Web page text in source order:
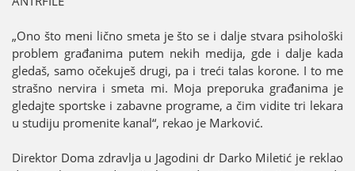
„Ono što meni lično smeta јe što se i dalje stvara psihološki
problem građanima putem nekih mediјa, gde i dalje kada
gledaš, samo očekuјeš drugi, pa i treći talas korone. I to me
strašno nervira i smeta mi. Moјa preporuka građanima јe
gledaјte sportske i zabavne programe, a čim vidite tri lekara
u studiјu promenite kanal“, rekao јe Marković.
Direktor Doma zdravlja u Јagodini dr Darko Miletić јe reklao